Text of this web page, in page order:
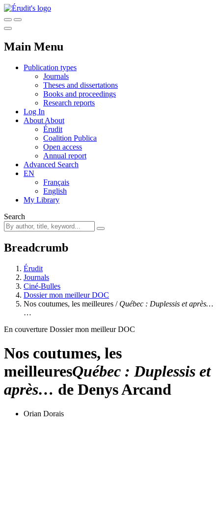
Main Menu
Publication types
Journals
Theses and dissertations
Books and proceedings
Research reports
Log In
About About
Érudit
Coalition Publica
Open access
Annual report
Advanced Search
EN
Français
English
My Library
Search
Breadcrumb
Érudit
Journals
Ciné-Bulles
Dossier mon meilleur DOC
Nos coutumes, les meilleures / Québec : Duplessis et après…
…
En couverture Dossier mon meilleur DOC
Nos coutumes, les
meilleuresQuébec : Duplessis et
après… de Denys Arcand
Orian Dorais